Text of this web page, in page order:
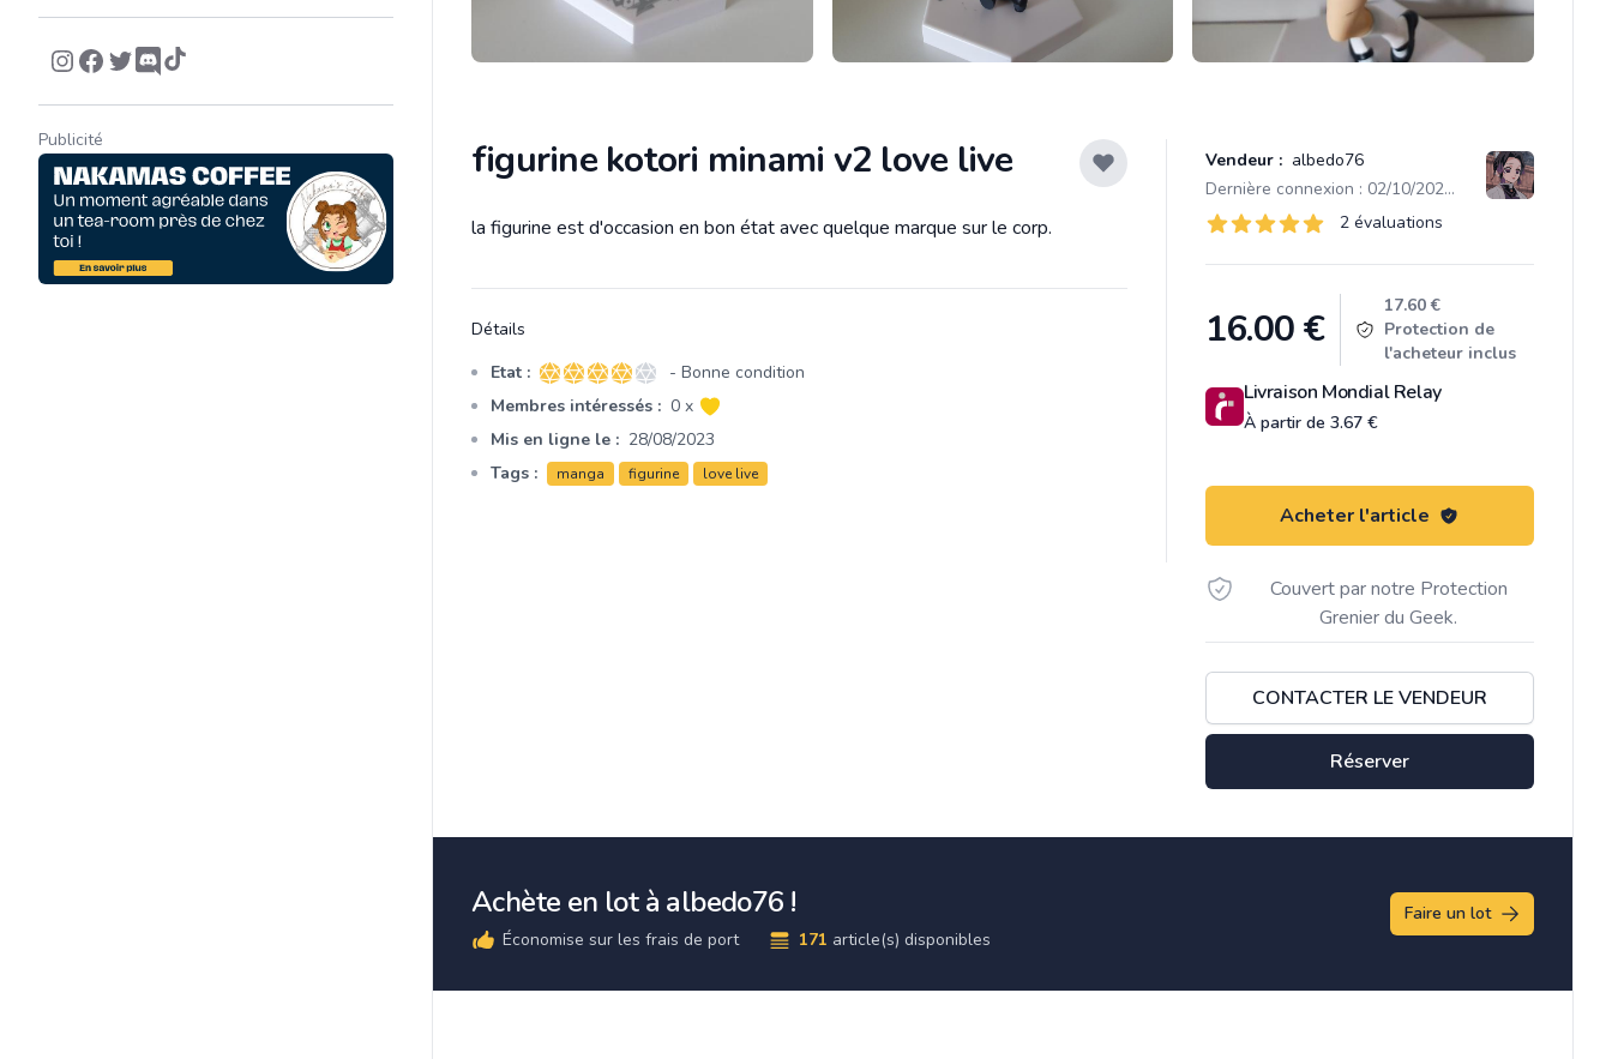
Publicité figurine kotori minami v2 love live Vendeur : albedo76
Dernière connexion : 02/10/2025 13:37
Évaluations
2 sur 5 étoiles 2 évaluations
16.00€
17.60 €
Protection de
l'acheteur inclus
Livraison Mondial Relay
À partir de 3.67 €
Acheter l'article
Couvert par notre Protection
Grenier du Geek.
CONTACTER LE VENDEUR
Réserver
Description
la figurine est d'occasion en bon état avec quelque marque sur le corp.
Détails
Etat : 4 sur 5 étoiles
- Bonne condition
Membres intéressés : 0 x
Mis en ligne le : 28/08/2023
Tags :
manga figurine love live
Achète en lot à albedo76 !
Économise sur les frais de port 171 article(s) disponibles
Faire un lot